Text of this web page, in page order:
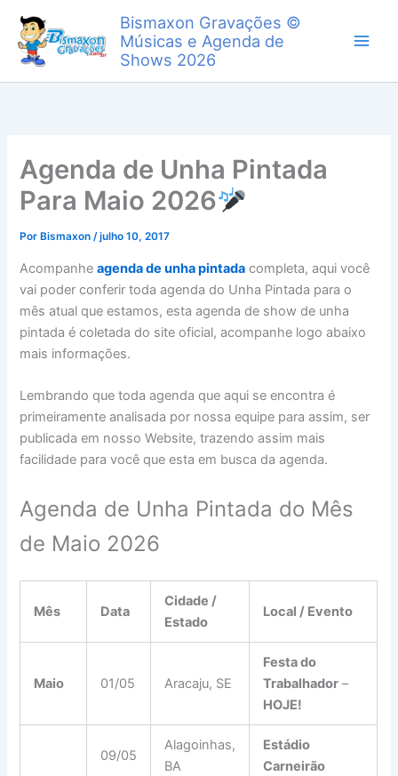
para
Bismaxon Gravações ©
Músicas e Agenda de
Shows 2026
Agenda de Unha Pintada
Para Maio 2026
Por Bismaxon/julho 10, 2017
Acompanhe agenda de unha pintada completa, aqui você
vai poder conferir toda agenda do Unha Pintada para o
mês atual que estamos, esta agenda de show de unha
pintada é coletada do site oficial, acompanhe logo abaixo
mais informações.
Lembrando que toda agenda que aqui se encontra é
primeiramente analisada por nossa equipe para assim, ser
publicada em nosso Website, trazendo assim mais
facilidade para você que esta em busca da agenda.
Agenda de Unha Pintada do Mês
de Maio 2026
Mês Data
Cidade /
Estado
Local / Evento
Maio 01/05 Aracaju, SE
Festa do
Trabalhador –
HOJE!
09/05
Alagoinhas,
BA
Estádio
Carneirão